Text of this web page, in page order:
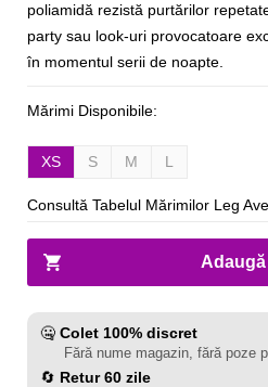
poliamidă rezistă purtărilor
party sau look-uri provocatoare
în momentul serii de noapte.
Mărimi Disponibile:
XS S M L
Consultă Tabelul Mărimilor Leg
🤐 Colet 100% discret
Fără nume magazin, fără poze
🔄 Retur 60 zile